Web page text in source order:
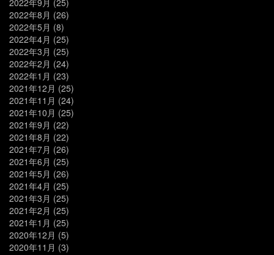
2022年9月 (25)
2022年8月 (26)
2022年5月 (8)
2022年4月 (25)
2022年3月 (25)
2022年2月 (24)
2022年1月 (23)
2021年12月 (25)
2021年11月 (24)
2021年10月 (25)
2021年9月 (22)
2021年8月 (22)
2021年7月 (26)
2021年6月 (25)
2021年5月 (26)
2021年4月 (25)
2021年3月 (25)
2021年2月 (25)
2021年1月 (25)
2020年12月 (5)
2020年11月 (3)